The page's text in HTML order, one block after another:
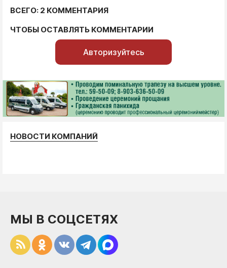
ВСЕГО: 2 КОММЕНТАРИЯ
ЧТОБЫ ОСТАВЛЯТЬ КОММЕНТАРИИ
Авторизуйтесь
НОВОСТИ КОМПАНИЙ
МЫ В СОЦСЕТЯХ